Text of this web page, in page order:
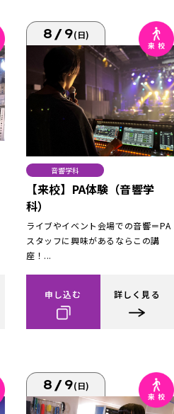
8/9(日)
音響学科
【来校】PA体験（音響学
科）
ライブやイベント会場での音響＝PA
スタッフに興味があるならこの講
座！...
申し込む 詳しく見る
8/9(日)